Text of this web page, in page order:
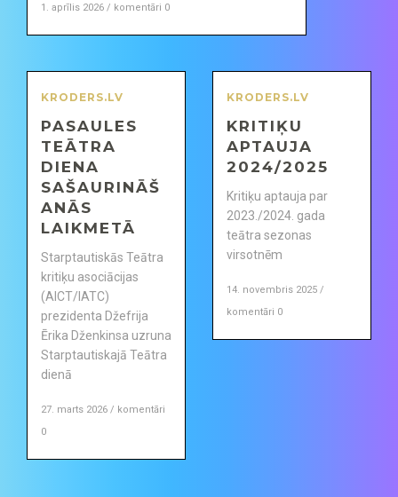
1. aprīlis 2026 / komentāri 0
KRODERS.LV
PASAULES
TEĀTRA
DIENA
SAŠAURINĀŠ
ANĀS
LAIKMETĀ
Starptautiskās Teātra
kritiķu asociācijas
(AICT/IATC)
prezidenta Džefrija
Ērika Dženkinsa uzruna
Starptautiskajā Teātra
dienā
27. marts 2026 / komentāri
0
KRODERS.LV
KRITIĶU
APTAUJA
2024/2025
Kritiķu aptauja par
2023./2024. gada
teātra sezonas
virsotnēm
14. novembris 2025 /
komentāri 0